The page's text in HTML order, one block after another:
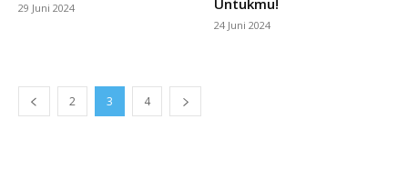
29 Juni 2024
Untukmu!
24 Juni 2024
2 3 4